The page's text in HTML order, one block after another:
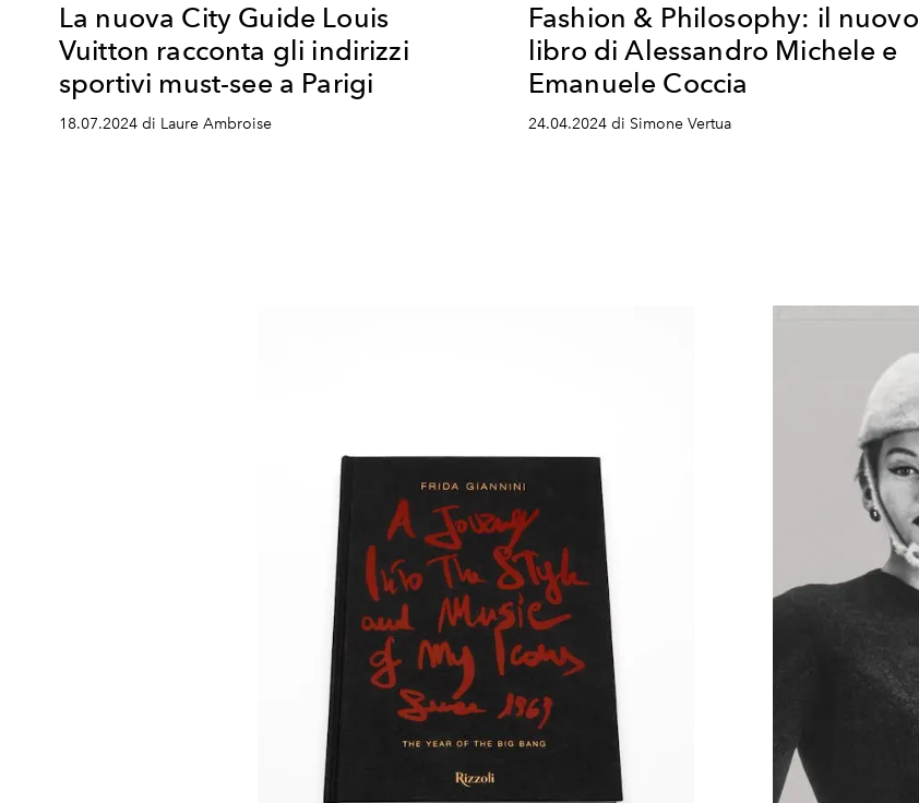
La nuova City Guide Louis
Vuitton racconta gli indirizzi
sportivi must-see a Parigi
18.07.2024 di Laure Ambroise
Fashion & Philosophy: il nuovo
libro di Alessandro Michele e
Emanuele Coccia
24.04.2024 di Simone Vertua